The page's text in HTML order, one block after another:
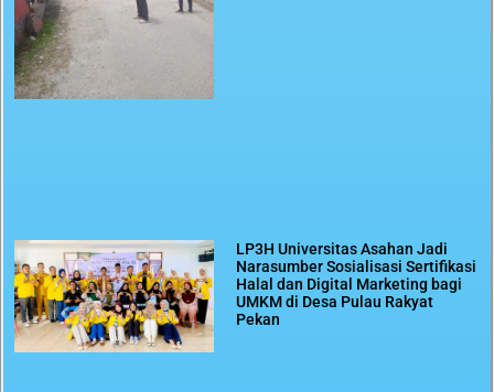
LP3H Universitas Asahan Jadi
Narasumber Sosialisasi Sertifikasi
Halal dan Digital Marketing bagi
UMKM di Desa Pulau Rakyat
Pekan